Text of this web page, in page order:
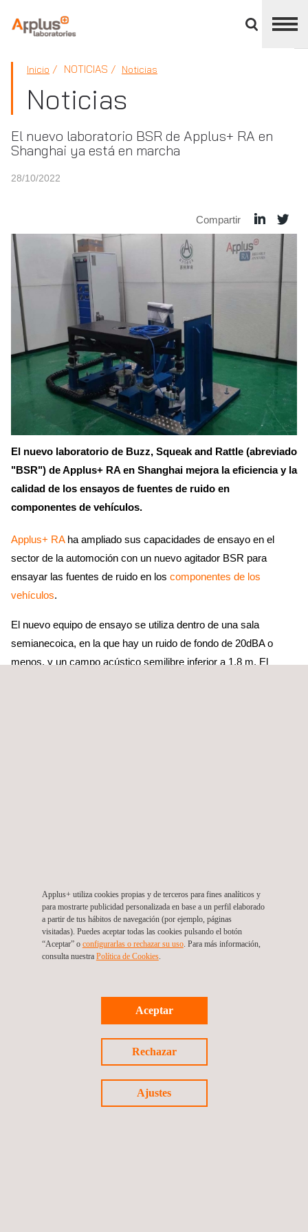
panel
APPLUS+
Inicio NOTICIAS Noticias
Noticias
El nuevo laboratorio BSR de Applus+ RA en
Shanghai ya está en marcha
28/10/2022
Compartir
El nuevo laboratorio de Buzz, Squeak and Rattle (abreviado
"BSR") de Applus+ RA en Shanghai mejora la eficiencia y la
calidad de los ensayos de fuentes de ruido en
componentes de vehículos.
Applus+ RA ha ampliado sus capacidades de ensayo en el
sector de la automoción con un nuevo agitador BSR para
ensayar las fuentes de ruido en los componentes de los
vehículos.
El nuevo equipo de ensayo se utiliza dentro de una sala
semianecoica, en la que hay un ruido de fondo de 20dBA o
menos, y un campo acústico semilibre inferior a 1,8 m. El
El nuevo laboratorio de BSR podrá ofrecer a nuestros clientes
de China la cuantificación periódica del ruido, la evaluación del
ruido anómalo, el análisis personalizado del ruido anormal y el
análisis de la fuente de ruido.
Noticia anterior Siguiente noticia
Applus+ utiliza cookies propias y de terceros para fines analíticos y
para mostrarte publicidad personalizada en base a un perfil elaborado
a partir de tus hábitos de navegación (por ejemplo, páginas
visitadas). Puedes aceptar todas las cookies pulsando el botón
“Aceptar” o configurarlas o rechazar su uso. Para más información,
consulta nuestra Política de Cookies. ​
Aceptar
Rechazar
Ajustes